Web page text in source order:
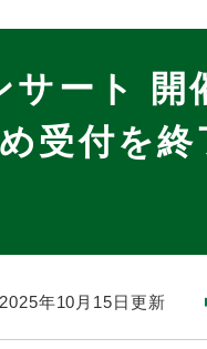
サート 開
受付を終
年10月15日更新